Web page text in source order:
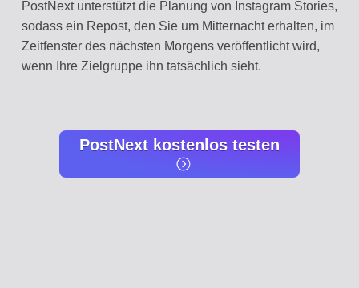
PostNext unterstützt die Planung von Instagram Stories,
sodass ein Repost, den Sie um Mitternacht erhalten, im
Zeitfenster des nächsten Morgens veröffentlicht wird,
wenn Ihre Zielgruppe ihn tatsächlich sieht.
PostNext kostenlos testen